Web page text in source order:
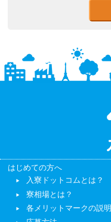
はじめての方へ
入寮ドットコムとは？
寮相場とは？
各メリットマークの説明